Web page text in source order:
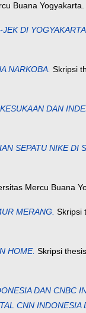
Buana Yogyakarta.
DI
NARKOBA. Skripsi
DAN
SEPATU NIKE DI
Mercu Buana
MERANG. Skripsi
HOME. Skripsi
DAN CNBC
CNN INDONESIA